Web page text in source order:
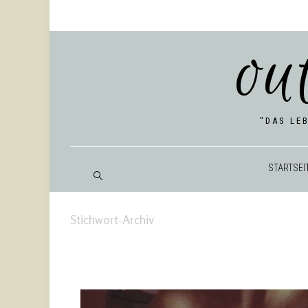
"DAS
Stichwort-Archiv